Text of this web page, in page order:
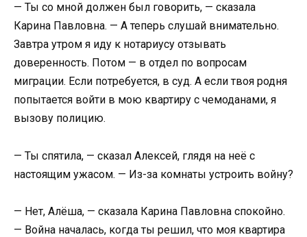
— Ты со мной должен был говорить, — сказала
Карина Павловна. — А теперь слушай внимательно.
Завтра утром я иду к нотариусу отзывать
доверенность. Потом — в отдел по вопросам
миграции. Если потребуется, в суд. А если твоя родня
попытается войти в мою квартиру с чемоданами, я
вызову полицию.
— Ты спятила, — сказал Алексей, глядя на неё с
настоящим ужасом. — Из-за комнаты устроить войну?
— Нет, Алёша, — сказала Карина Павловна спокойно.
— Война началась, когда ты решил, что моя квартира